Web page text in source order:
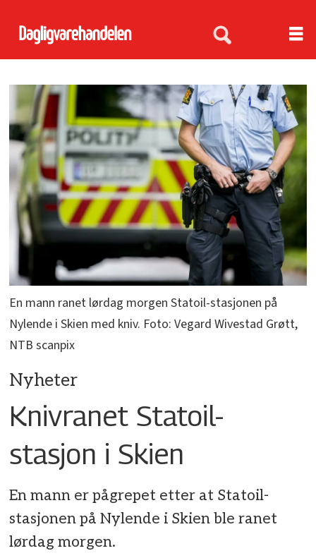
En mann ranet lørdag morgen Statoil-stasjonen på
Nylende i Skien med kniv. Foto: Vegard Wivestad Grøtt,
NTB scanpix
Nyheter
Knivranet Statoil-
stasjon i Skien
En mann er pågrepet etter at Statoil-
stasjonen på Nylende i Skien ble ranet
lørdag morgen.